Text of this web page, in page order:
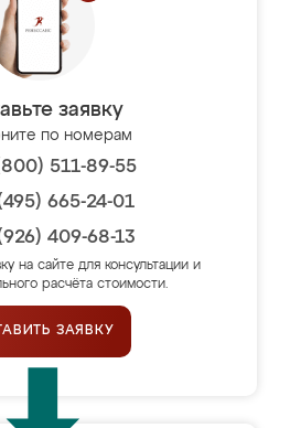
заявку
по номерам
511-89-55
665-24-01
409-68-13
на сайте для консультации и
расчёта стоимости.
ЗАЯВКУ